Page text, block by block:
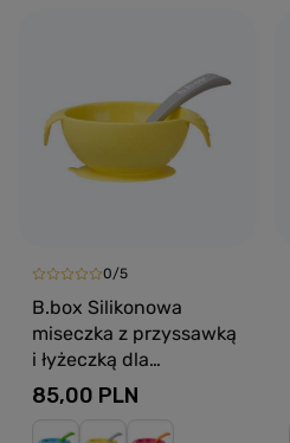
0/5
B.box Silikonowa
miseczka z przyssawką
i łyżeczką dla
niemowlaka i dziecka
Lemon Sherbet
85,00 PLN